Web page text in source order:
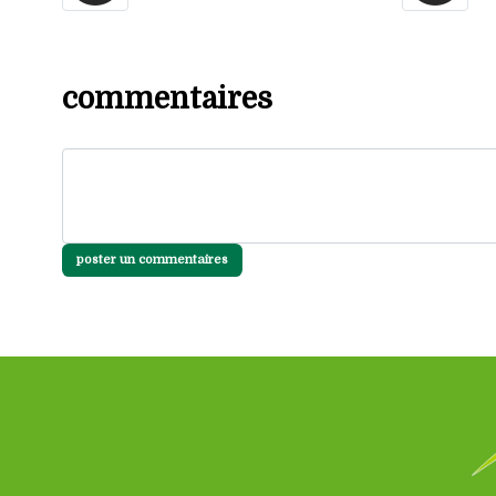
commentaires
poster un commentaires